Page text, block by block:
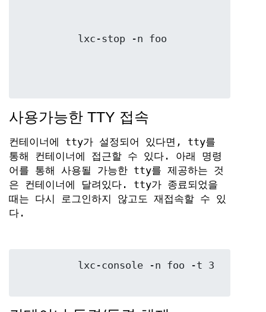
사용가능한 TTY 접속
컨테이너에 tty가 설정되어 있다면, tty를
통해 컨테이너에 접근할 수 있다. 아래 명령
어를 통해 사용될 가능한 tty를 제공하는 것
은 컨테이너에 달려있다. tty가 종료되었을
때는 다시 로그인하지 않고도 재접속할 수 있
다.